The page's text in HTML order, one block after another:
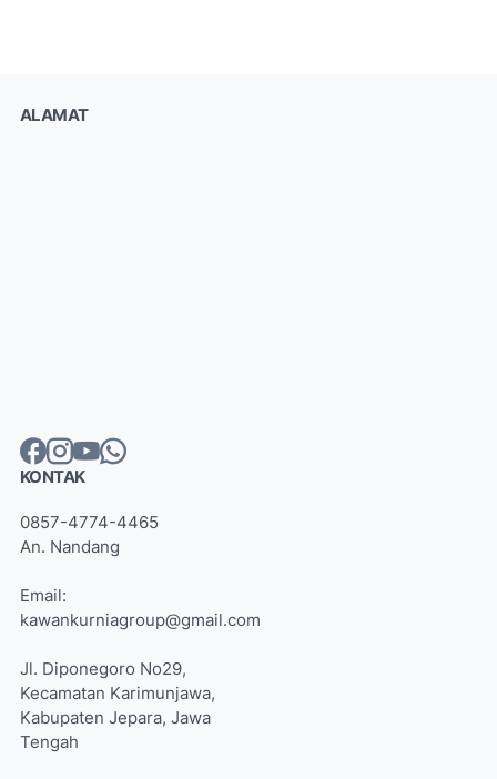
ALAMAT
KONTAK
0857-4774-4465
An. Nandang
Email:
kawankurniagroup@gmail.com
Jl. Diponegoro No29,
Kecamatan Karimunjawa,
Kabupaten Jepara, Jawa
Tengah